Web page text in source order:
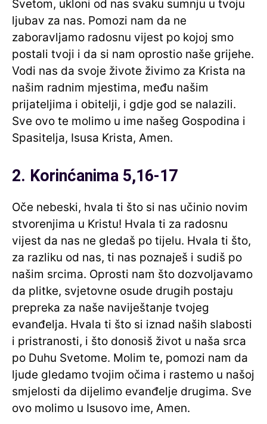
Svetom, ukloni od nas svaku sumnju u tvoju
ljubav za nas. Pomozi nam da ne
zaboravljamo radosnu vijest po kojoj smo
postali tvoji i da si nam oprostio naše grijehe.
Vodi nas da svoje živote živimo za Krista na
našim radnim mjestima, među našim
prijateljima i obitelji, i gdje god se nalazili.
Sve ovo te molimo u ime našeg Gospodina i
Spasitelja, Isusa Krista, Amen.
2. Korinćanima 5,16-17
Oče nebeski, hvala ti što si nas učinio novim
stvorenjima u Kristu! Hvala ti za radosnu
vijest da nas ne gledaš po tijelu. Hvala ti što,
za razliku od nas, ti nas poznaješ i sudiš po
našim srcima. Oprosti nam što dozvoljavamo
da plitke, svjetovne osude drugih postaju
prepreka za naše naviještanje tvojeg
evanđelja. Hvala ti što si iznad naših slabosti
i pristranosti, i što donosiš život u naša srca
po Duhu Svetome. Molim te, pomozi nam da
ljude gledamo tvojim očima i rastemo u našoj
smjelosti da dijelimo evanđelje drugima. Sve
ovo molimo u Isusovo ime, Amen.